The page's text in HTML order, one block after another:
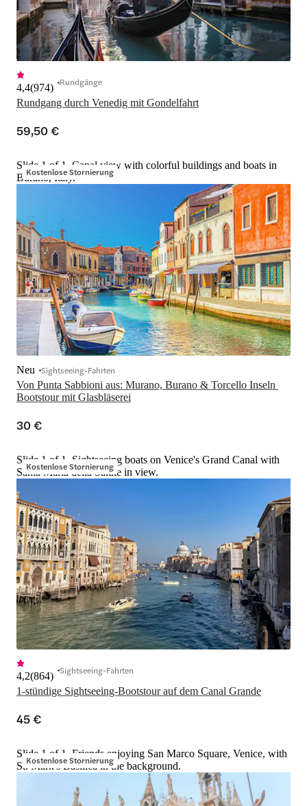
Rundgang durch Venedig mit Gondelfahrt
4,4(974) Rundgänge
59,50 €
Kostenlose Stornierung
Slide 1 of 1, Canal view with colorful buildings and boats in
Burano, Italy.
Von Punta Sabbioni aus: Murano, Burano & Torcello Inseln
Bootstour mit Glasbläserei
Neu Sightseeing-Fahrten
30 €
Kostenlose Stornierung
Slide 1 of 1, Sightseeing boats on Venice's Grand Canal with
Santa Maria della Salute in view.
1-stündige Sightseeing-Bootstour auf dem Canal Grande
4,2(864) Sightseeing-Fahrten
45 €
Kostenlose Stornierung
Slide 1 of 1, Friends enjoying San Marco Square, Venice, with
St. Mark's Basilica in the background.